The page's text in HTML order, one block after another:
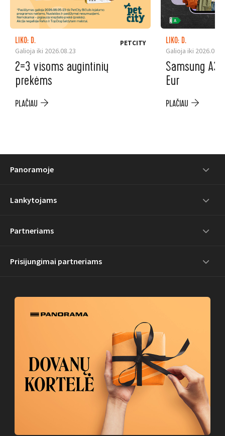
LIKO: D.
Galioja iki 2026.08.23
PETCITY
2=3 visoms augintinių
prekėms
PLAČIAU
LIKO: D.
Galioja iki
Samsung
Eur
PLAČIAU
Panoramoje
Lankytojams
Partneriams
Prisijungimai partneriams